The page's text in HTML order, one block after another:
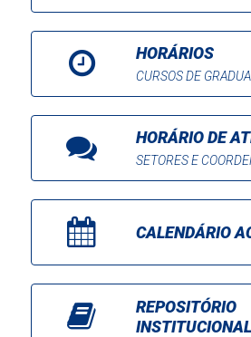
HORÁRIOS
CURSOS DE
HORÁRIO DE
SETORES E
CALENDÁRIO
REPOSITÓRIO
INSTITUCIONAL